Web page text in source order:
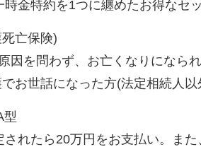
時金特約を1つに纏めたお得なセ
亡保険)
因を問わず、お亡くなりになら
お世話になった方(法定相続人
型
されたら20万円をお支払い。ま